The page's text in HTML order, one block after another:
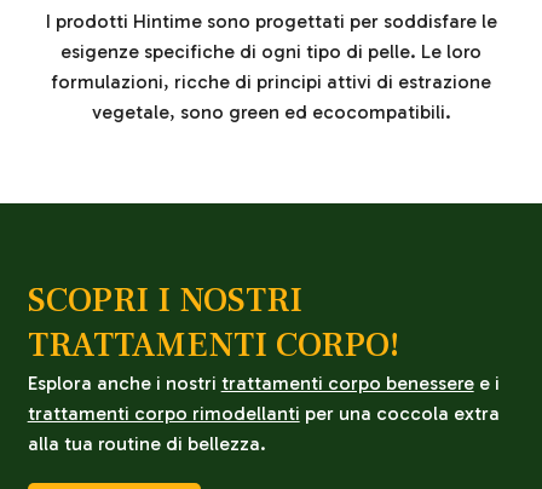
I prodotti Hintime sono progettati per soddisfare le
esigenze specifiche di ogni tipo di pelle. Le loro
formulazioni, ricche di principi attivi di estrazione
vegetale, sono green ed ecocompatibili.
SCOPRI I NOSTRI
TRATTAMENTI CORPO!
Esplora anche i nostri trattamenti corpo benesseree i
trattamenti corpo rimodellanti per una coccola extra
alla tua routine di bellezza.